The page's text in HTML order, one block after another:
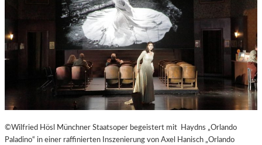
©Wilfried Hösl Münchner Staatsoper begeistert mit Haydns „Orlando
Paladino“ in einer raffinierten Inszenierung von Axel Hanisch „Orlando